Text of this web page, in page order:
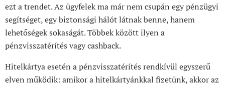
ezt a trendet. Az ügyfelek ma már nem csupán egy pénzügyi
segítséget, egy biztonsági hálót látnak benne, hanem
lehetőségek sokaságát. Többek között ilyen a
pénzvisszatérítés vagy cashback.
Hitelkártya esetén a pénzvisszatérítés rendkívül egyszerű
elven működik: amikor a hitelkártyánkkal fizetünk, akkor az